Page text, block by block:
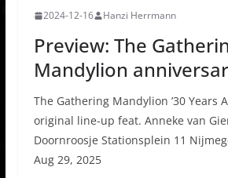
2024-12-16 Hanzi Herrmann
Preview: The
Mandylion
The Gathering Mandylion ’30 Years
original line-up feat. Anneke van
Doornroosje Stationsplein 11
Aug 29, 2025